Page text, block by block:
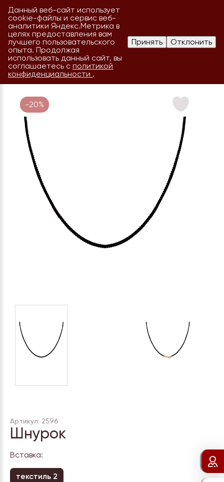
-20%
Артикул: 2596
Шнурок
Вставка:
текстиль 2
Данный веб-сайт использует
cookie-файлы и сервис веб-
аналитики Яндекс.Метрика в
целях предоставления вам
лучшего пользовательского
опыта. Продолжая
использовать данный сайт, вы
соглашаетесь сполитикой
конфиденциальности .
Принять Отклонить